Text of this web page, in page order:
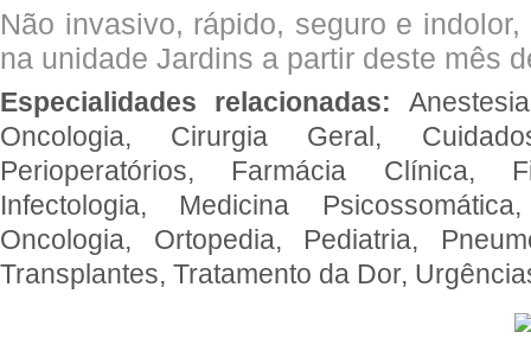
Não invasivo, rápido, seguro e
na unidade Jardins a partir deste mês
Especialidades relacionadas:
Oncologia, Cirurgia Geral,
Perioperatórios, Farmácia Clínica,
Infectologia, Medicina
Oncologia, Ortopedia, Pediatria,
Transplantes, Tratamento da Dor,